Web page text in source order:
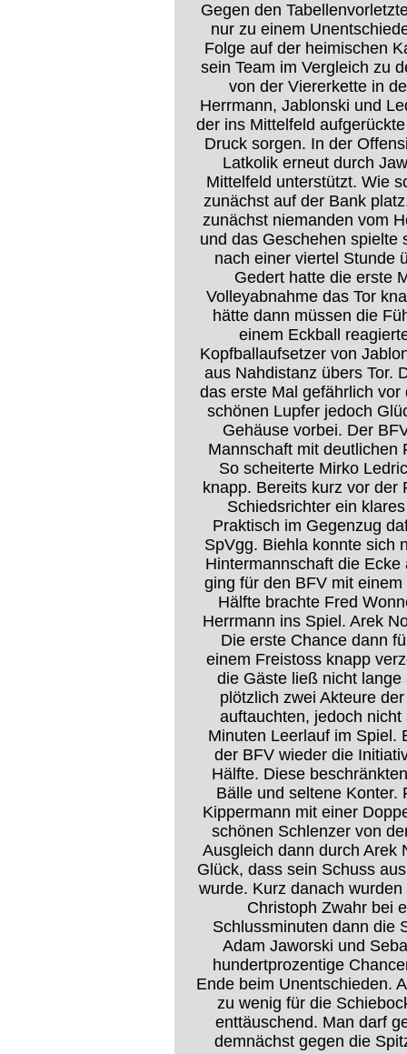
Gegen den
nur zu einem
Folge auf der heimischen
sein Team im Vergleich zu
von der Viererkette in
Herrmann, Jablonski und
der ins Mittelfeld
Druck sorgen. In der
Latkolik erneut durch
Mittelfeld unterstützt. Wie
zunächst auf der Bank
zunächst niemanden vom
und das Geschehen spielte
nach einer viertel Stunde
Gedert hatte die erste
Volleyabnahme das Tor
hätte dann müssen die
einem Eckball
Kopfballaufsetzer von
aus Nahdistanz übers Tor.
das erste Mal gefährlich
schönen Lupfer jedoch
Gehäuse vorbei. Der
Mannschaft mit deutlichen
So scheiterte Mirko
knapp. Bereits kurz vor der
Schiedsrichter ein
Praktisch im Gegenzug
SpVgg. Biehla konnte sich
Hintermannschaft die
ging für den BFV mit
Hälfte brachte Fred
Herrmann ins Spiel. Arek
Die erste Chance dann
einem Freistoss knapp
die Gäste ließ nicht
plötzlich zwei Akteure
auftauchten, jedoch
Minuten Leerlauf im Spiel.
der BFV wieder die
Hälfte. Diese
Bälle und seltene Konter.
Kippermann mit einer
schönen Schlenzer von
Ausgleich dann durch Arek
Glück, dass sein Schuss
wurde. Kurz danach
Christoph Zwahr bei
Schlussminuten dann die
Adam Jaworski und
hundertprozentige
Ende beim Unentschieden.
zu wenig für die
enttäuschend. Man darf
demnächst gegen die